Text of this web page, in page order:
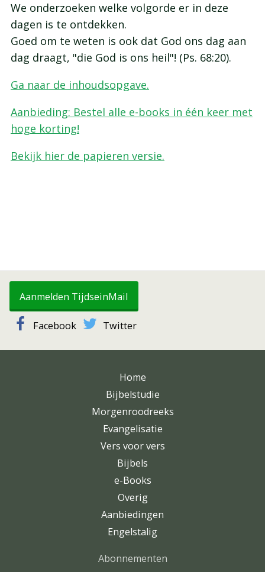
We onderzoeken welke volgorde er in deze
dagen is te ontdekken.
Goed om te weten is ook dat God ons dag aan
dag draagt, "die God is ons heil"! (Ps. 68:20).
Ga naar de inhoudsopgave.
Aanbieding: Bestel alle e-books in één keer met
hoge korting!
Bekijk hier de papieren versie.
Aanmelden TijdseinMail
Facebook Twitter
Home
Bijbelstudie
Morgenroodreeks
Evangelisatie
Vers voor vers
Bijbels
e-Books
Overig
Aanbiedingen
Engelstalig
Abonnementen